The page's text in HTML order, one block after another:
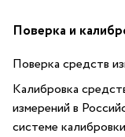
Поверка и
Поверка средств
Калибровка
измерений в
системе калибровки